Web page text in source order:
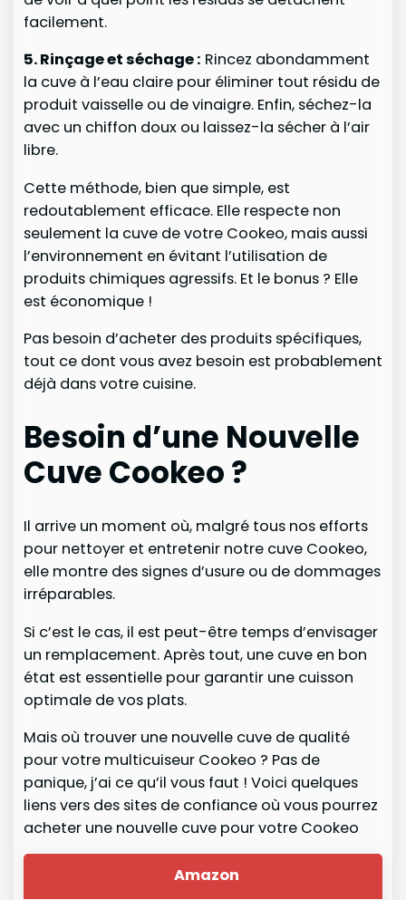
facilement.
5. Rinçage et séchage : Rincez abondamment
la cuve à l’eau claire pour éliminer tout résidu de
produit vaisselle ou de vinaigre. Enfin, séchez-la
avec un chiffon doux ou laissez-la sécher à l’air
libre.
Cette méthode, bien que simple, est
redoutablement efficace. Elle respecte non
seulement la cuve de votre Cookeo, mais aussi
l’environnement en évitant l’utilisation de
produits chimiques agressifs. Et le bonus ? Elle
est économique !
Pas besoin d’acheter des produits spécifiques,
tout ce dont vous avez besoin est probablement
déjà dans votre cuisine.
Besoin d’une Nouvelle
Cuve Cookeo ?
Il arrive un moment où, malgré tous nos efforts
pour nettoyer et entretenir notre cuve Cookeo,
elle montre des signes d’usure ou de dommages
irréparables.
Si c’est le cas, il est peut-être temps d’envisager
un remplacement. Après tout, une cuve en bon
état est essentielle pour garantir une cuisson
optimale de vos plats.
Mais où trouver une nouvelle cuve de qualité
pour votre multicuiseur Cookeo ? Pas de
panique, j’ai ce qu’il vous faut ! Voici quelques
liens vers des sites de confiance où vous pourrez
acheter une nouvelle cuve pour votre Cookeo
Amazon